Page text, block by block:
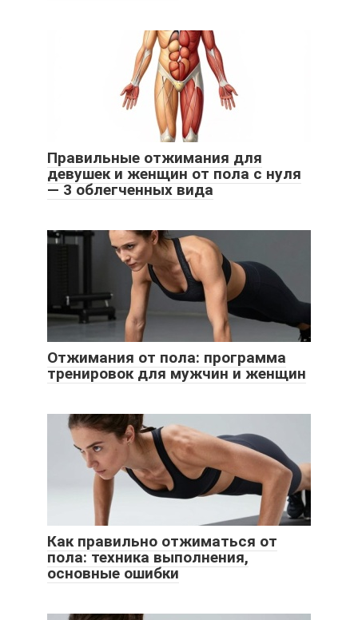
Правильные отжимания для
девушек и женщин от пола с нуля
— 3 облегченных вида
Отжимания от пола: программа
тренировок для мужчин и женщин
Как правильно отжиматься от
пола: техника выполнения,
основные ошибки